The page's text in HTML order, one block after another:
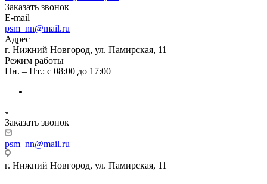
Заказать звонок
E-mail
psm_nn@mail.ru
Адрес
г. Нижний Новгород, ул. Памирская, 11
Режим работы
Пн. – Пт.: с 08:00 до 17:00
Заказать звонок
psm_nn@mail.ru
г. Нижний Новгород, ул. Памирская, 11